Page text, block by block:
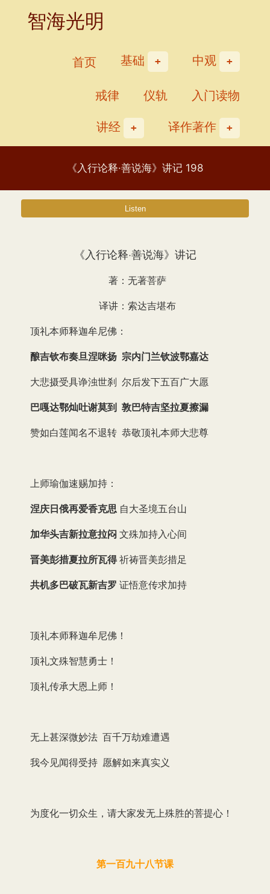
智海光明
首页 基础
中观
戒律
仪轨
入门读物
讲经
译作著作
《入行论释·善说海》讲记 198
《入行论释·善说海》讲记
著：无著菩萨
译讲：索达吉堪布
顶礼本师释迦牟尼佛：
酿吉钦布奏旦涅咪扬 宗内门兰钦波鄂嘉达
大悲摄受具诤浊世刹 尔后发下五百广大愿
巴嘎达鄂灿吐谢莫到 敦巴特吉坚拉夏擦漏
赞如白莲闻名不退转 恭敬顶礼本师大悲尊
上师瑜伽速赐加持：
涅庆日俄再爱香克思 自大圣境五台山
加华头吉新拉意拉闷 文殊加持入心间
晋美彭措夏拉所瓦得祈祷晋美彭措足
共机多巴破瓦新吉罗 证悟意传求加持
顶礼本师释迦牟尼佛！
顶礼文殊智慧勇士！
顶礼传承大恩上师！
无上甚深微妙法 百千万劫难遭遇
我今见闻得受持 愿解如来真实义
为度化一切众生，请大家发无上殊胜的菩提心！
第一百九十八节课